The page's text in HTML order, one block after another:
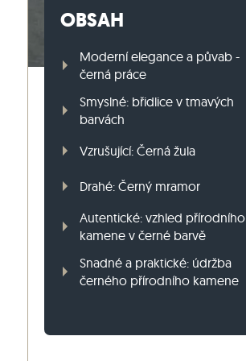
Travníkový obrubník z ruly
OBSAH
Moderní elegance a půvab -
černá práce
Smyslné: břidlice v tmavých
barvách
Vzrušující: Černá žula
Drahé: Černý mramor
Autentické: vzhled přírodního
kamene v černé barvě
Snadné a praktické: údržba
černého přírodního kamene